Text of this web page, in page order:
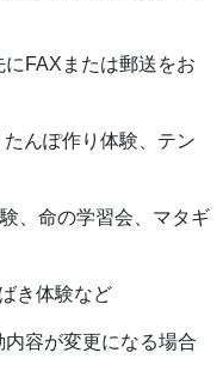
または郵送をお
んぽ作り体験、テン
の学習会、マタギ
体験など
変更になる場合